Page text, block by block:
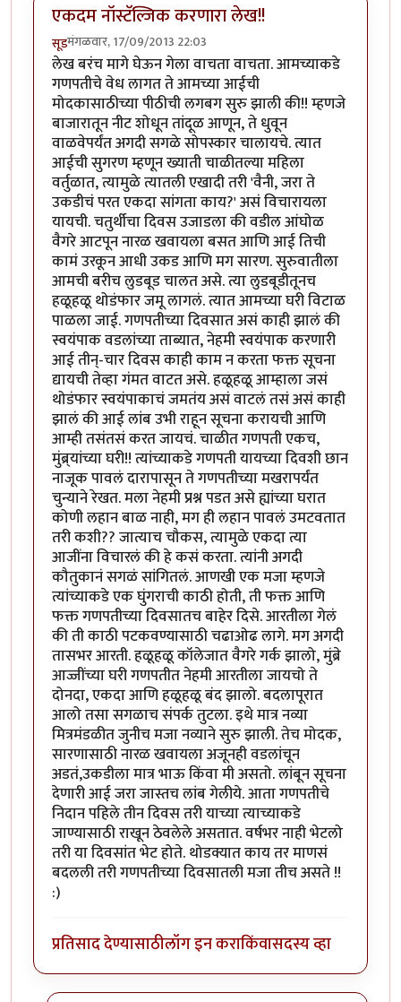
एकदम नॉस्टॅल्जिक करणारा लेख!!
सूडमंगळवार, 17/09/2013 22:03
लेख बरंच मागे घेऊन गेला वाचता वाचता. आमच्याकडे
गणपतीचे वेध लागत ते आमच्या आईची
मोदकासाठीच्या पीठीची लगबग सुरु झाली की!! म्हणजे
बाजारातून नीट शोधून तांदूळ आणून, ते धुवून
वाळवेपर्यंत अगदी सगळे सोपस्कार चालायचे. त्यात
आईची सुगरण म्हणून ख्याती चाळीतल्या महिला
वर्तुळात, त्यामुळे त्यातली एखादी तरी 'वैनी, जरा ते
उकडीचं परत एकदा सांगता काय?' असं विचारायला
यायची. चतुर्थीचा दिवस उजाडला की वडील आंघोळ
वैगरे आटपून नारळ खवायला बसत आणि आई तिची
कामं उरकून आधी उकड आणि मग सारण. सुरुवातीला
आमची बरीच लुडबूड चालत असे. त्या लुडबूडीतूनच
हळूहळू थोडंफार जमू लागलं. त्यात आमच्या घरी विटाळ
पाळला जाई. गणपतीच्या दिवसात असं काही झालं की
स्वयंपाक वडलांच्या ताब्यात, नेहमी स्वयंपाक करणारी
आई तीन्-चार दिवस काही काम न करता फक्त सूचना
द्यायची तेव्हा गंमत वाटत असे. हळूहळू आम्हाला जसं
थोडंफार स्वयंपाकाचं जमतंय असं वाटलं तसं असं काही
झालं की आई लांब उभी राहून सूचना करायची आणि
आम्ही तसंतसं करत जायचं. चाळीत गणपती एकच,
मुंब्र्यांच्या घरी!! त्यांच्याकडे गणपती यायच्या दिवशी छान
नाजूक पावलं दारापासून ते गणपतीच्या मखरापर्यंत
चुन्याने रेखत. मला नेहमी प्रश्न पडत असे ह्यांच्या घरात
कोणी लहान बाळ नाही, मग ही लहान पावलं उमटवतात
तरी कशी?? जात्याच चौकस, त्यामुळे एकदा त्या
आजींना विचारलं की हे कसं करता. त्यांनी अगदी
कौतुकानं सगळं सांगितलं. आणखी एक मजा म्हणजे
त्यांच्याकडे एक घुंगराची काठी होती, ती फक्त आणि
फक्त गणपतीच्या दिवसातच बाहेर दिसे. आरतीला गेलं
की ती काठी पटकवण्यासाठी चढाओढ लागे. मग अगदी
तासभर आरती. हळूहळू कॉलेजात वैगरे गर्क झालो, मुंब्रे
आज्जींच्या घरी गणपतीत नेहमी आरतीला जायचो ते
दोनदा, एकदा आणि हळूहळू बंद झालो. बदलापूरात
आलो तसा सगळाच संपर्क तुटला. इथे मात्र नव्या
मित्रमंडळीत जुनीच मजा नव्याने सुरु झाली. तेच मोदक,
सारणासाठी नारळ खवायला अजूनही वडलांचून
अडतं,उकडीला मात्र भाऊ किंवा मी असतो. लांबून सूचना
देणारी आई जरा जास्तच लांब गेलीये. आता गणपतीचे
निदान पहिले तीन दिवस तरी याच्या त्याच्याकडे
जाण्यासाठी राखून ठेवलेले असतात. वर्षभर नाही भेटलो
तरी या दिवसांत भेट होते. थोडक्यात काय तर माणसं
बदलली तरी गणपतीच्या दिवसातली मजा तीच असते !!
:)
प्रतिसाद देण्यासाठीलॉग इन कराकिंवासदस्य व्हा